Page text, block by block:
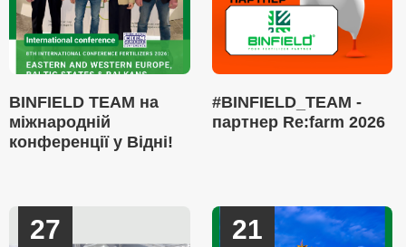
BINFIELD TEAM на
міжнародній
конференції у Відні!
#BINFIELD_TEAM -
партнер Re:farm 2026
27 21